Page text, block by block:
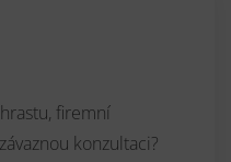
firemní
konzultaci?